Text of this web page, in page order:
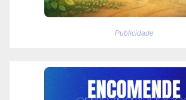
Publicidade